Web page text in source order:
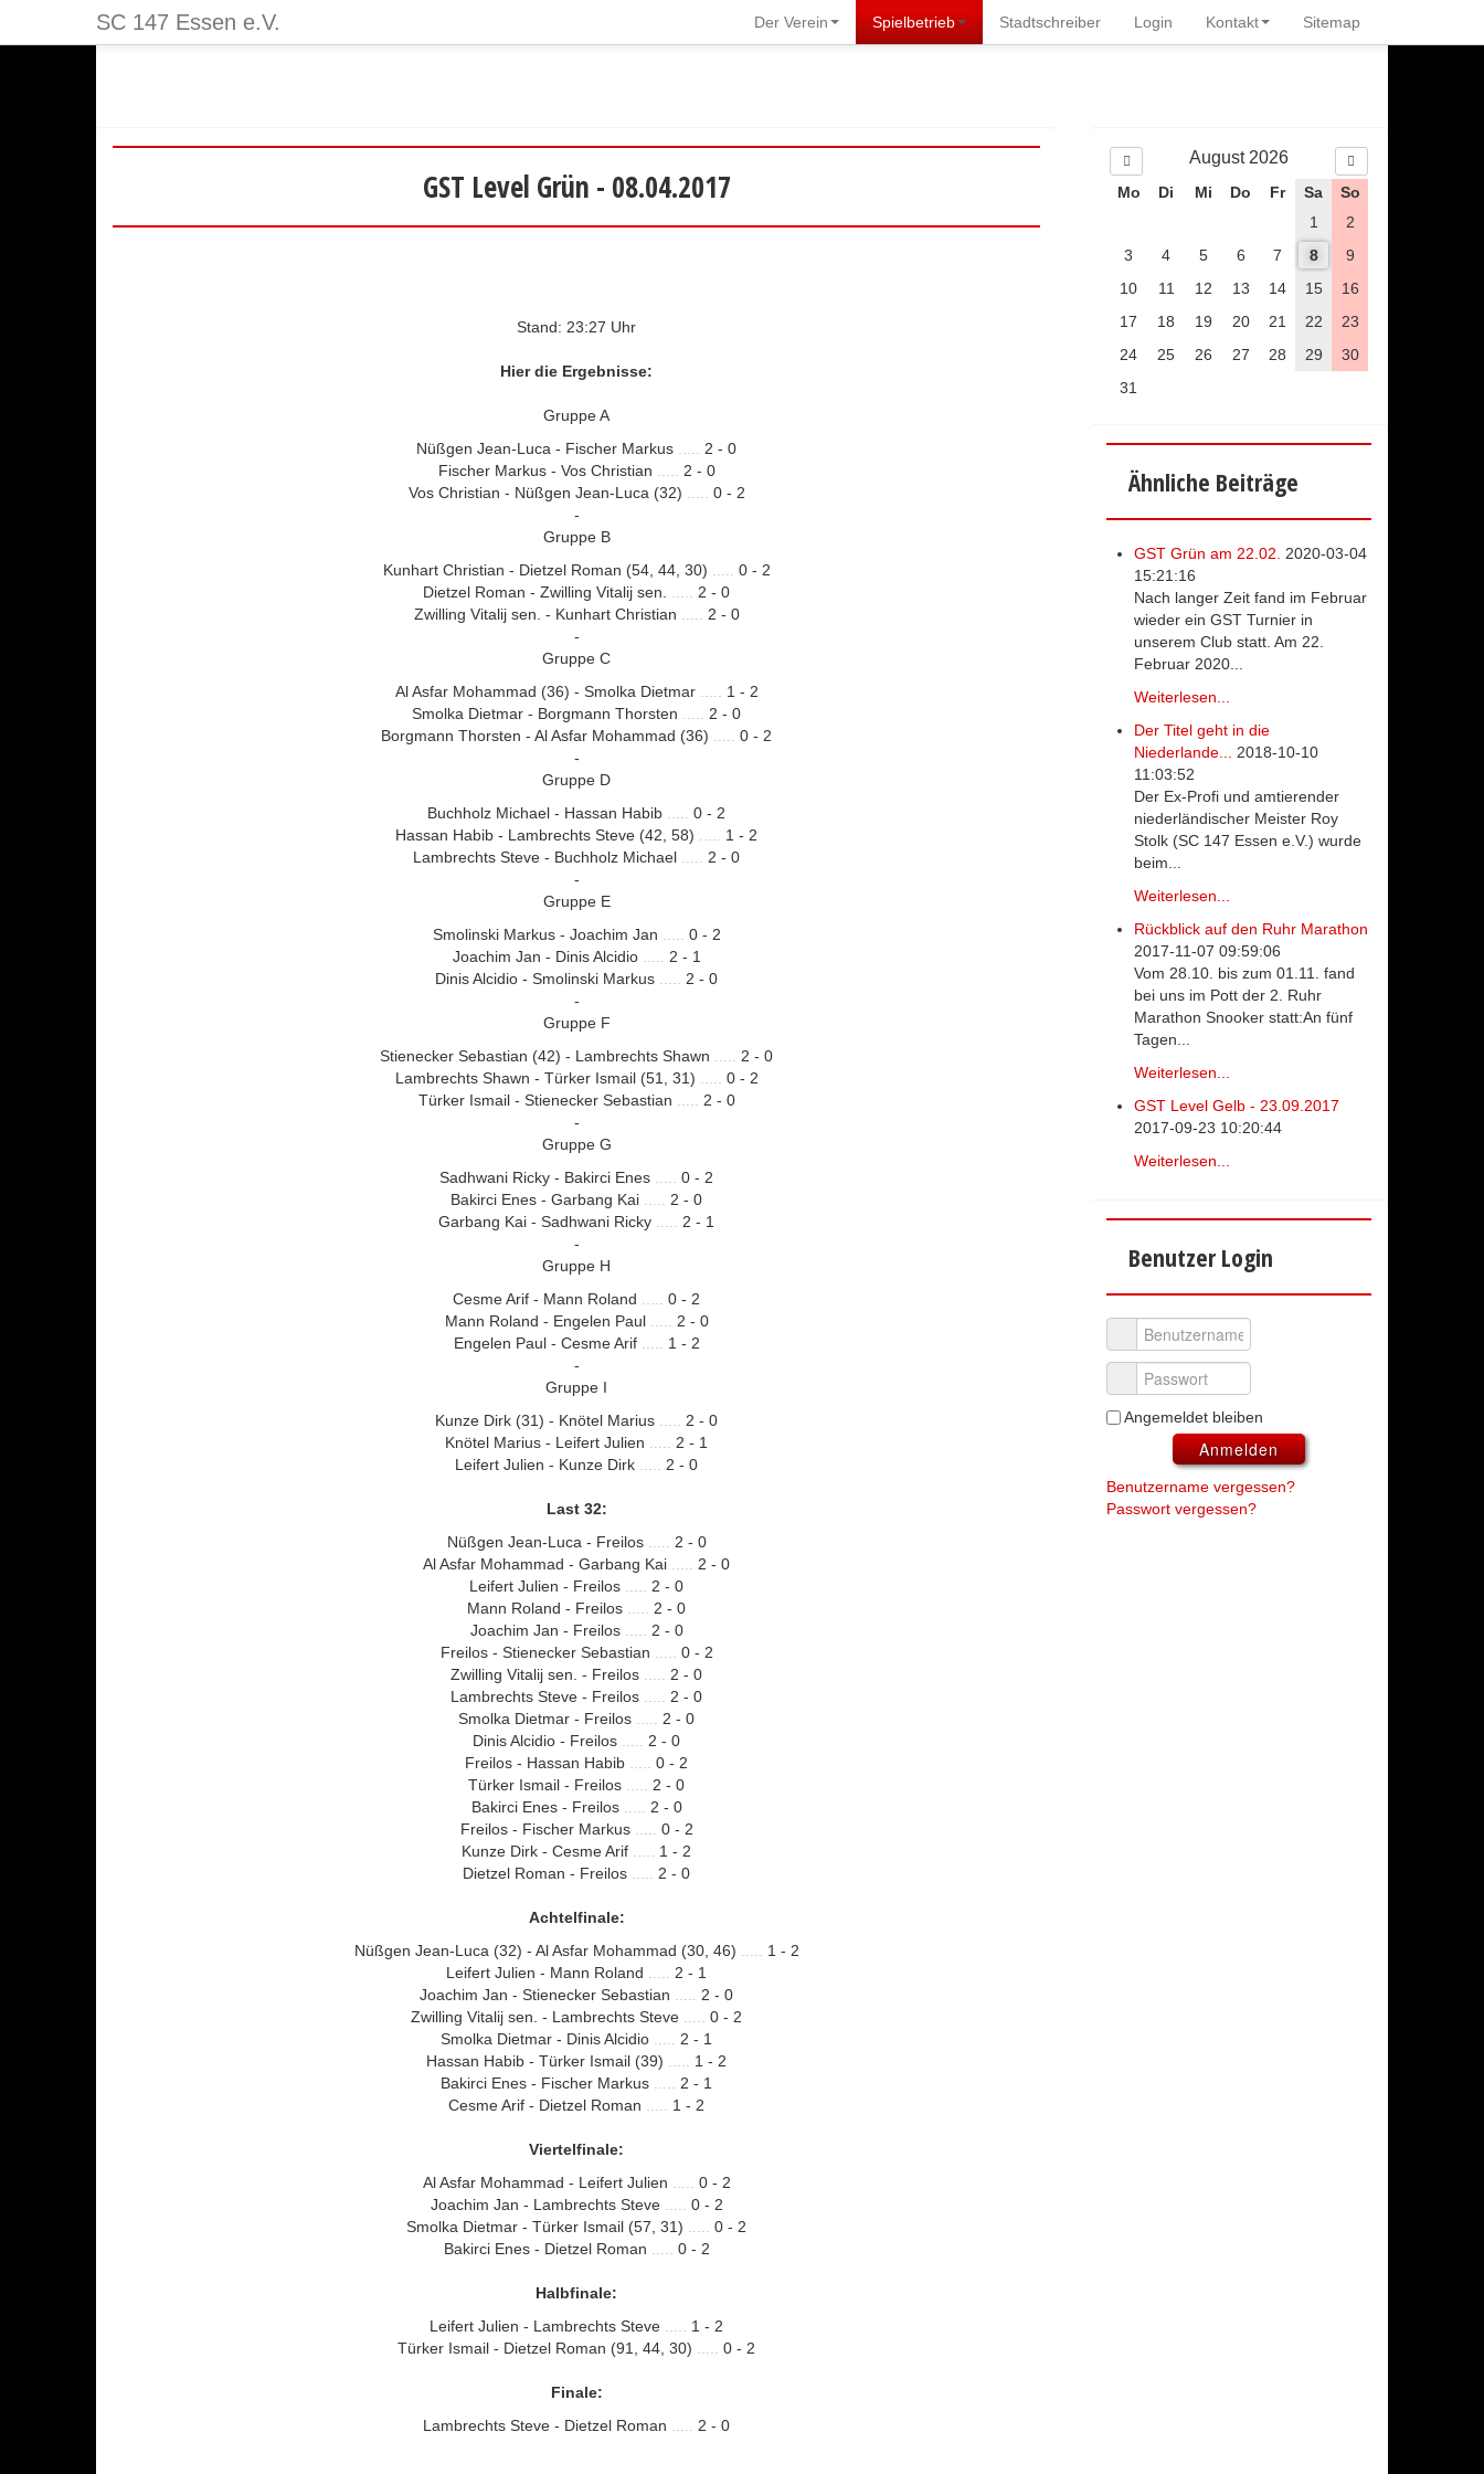
SC 147 Essen e.V. Der Verein Spielbetrieb Stadtschreiber Login Kontakt Sitemap
GST Level Grün - 08.04.2017
Stand: 23:27 Uhr
Hier die Ergebnisse:
Gruppe A
Nüßgen Jean-Luca - Fischer Markus
2 - 0
Fischer Markus - Vos Christian
2 - 0
Vos Christian - Nüßgen Jean-Luca (32)
0 - 2
-
Gruppe B
Kunhart Christian - Dietzel Roman (54, 44, 30)
0 - 2
Dietzel Roman - Zwilling Vitalij sen.
2 - 0
Zwilling Vitalij sen. - Kunhart Christian
2 - 0
-
Gruppe C
Al Asfar Mohammad (36) - Smolka Dietmar
1 - 2
Smolka Dietmar - Borgmann Thorsten
2 - 0
Borgmann Thorsten - Al Asfar Mohammad (36)
0 - 2
-
Gruppe D
Buchholz Michael - Hassan Habib
0 - 2
Hassan Habib - Lambrechts Steve (42, 58)
1 - 2
Lambrechts Steve - Buchholz Michael
2 - 0
-
Gruppe E
Smolinski Markus - Joachim Jan
0 - 2
Joachim Jan - Dinis Alcidio
2 - 1
Dinis Alcidio - Smolinski Markus
2 - 0
-
Gruppe F
Stienecker Sebastian (42) - Lambrechts Shawn
2 - 0
Lambrechts Shawn - Türker Ismail (51, 31)
0 - 2
Türker Ismail - Stienecker Sebastian
2 - 0
-
Gruppe G
Sadhwani Ricky - Bakirci Enes
0 - 2
Bakirci Enes - Garbang Kai
2 - 0
Garbang Kai - Sadhwani Ricky
2 - 1
-
Gruppe H
Cesme Arif - Mann Roland
0 - 2
Mann Roland - Engelen Paul
2 - 0
Engelen Paul - Cesme Arif
1 - 2
-
Gruppe I
Kunze Dirk (31) - Knötel Marius
2 - 0
Knötel Marius - Leifert Julien
2 - 1
Leifert Julien - Kunze Dirk
2 - 0
Last 32:
Nüßgen Jean-Luca - Freilos
2 - 0
Al Asfar Mohammad - Garbang Kai
2 - 0
Leifert Julien - Freilos
2 - 0
Mann Roland - Freilos
2 - 0
Joachim Jan - Freilos
2 - 0
Freilos - Stienecker Sebastian
0 - 2
Zwilling Vitalij sen. - Freilos
2 - 0
Lambrechts Steve - Freilos
2 - 0
Smolka Dietmar - Freilos
2 - 0
Dinis Alcidio - Freilos
2 - 0
Freilos - Hassan Habib
0 - 2
Türker Ismail - Freilos
2 - 0
Bakirci Enes - Freilos
2 - 0
Freilos - Fischer Markus
0 - 2
Kunze Dirk - Cesme Arif
1 - 2
Dietzel Roman - Freilos
2 - 0
Achtelfinale:
Nüßgen Jean-Luca (32) - Al Asfar Mohammad (30, 46)
1 - 2
Leifert Julien - Mann Roland
2 - 1
Joachim Jan - Stienecker Sebastian
2 - 0
Zwilling Vitalij sen. - Lambrechts Steve
0 - 2
Smolka Dietmar - Dinis Alcidio
2 - 1
Hassan Habib - Türker Ismail (39)
1 - 2
Bakirci Enes - Fischer Markus
2 - 1
Cesme Arif - Dietzel Roman
1 - 2
Viertelfinale:
Al Asfar Mohammad - Leifert Julien
0 - 2
Joachim Jan - Lambrechts Steve
0 - 2
Smolka Dietmar - Türker Ismail (57, 31)
0 - 2
Bakirci Enes - Dietzel Roman
0 - 2
Halbfinale:
Leifert Julien - Lambrechts Steve
1 - 2
Türker Ismail - Dietzel Roman (91, 44, 30)
0 - 2
Finale:
Lambrechts Steve - Dietzel Roman
2 - 0
r
g
e
r
n
a
ä
c
s
M
o
n
t
August 2026
Mo Di Mi Do Fr Sa
So
1
2
3
4 5 6 7 8
9
10
11 12 13 14 15
16
17
18 19 20 21 22
23
24
25 26 27 28 29
30
31
Ähnliche Beiträge
GST Grün am 22.02.
2020-03-04
15:21:16
Nach langer Zeit fand im Februar
wieder ein GST Turnier in
unserem Club statt. Am 22.
Februar 2020...
Weiterlesen...
Der Titel geht in die
Niederlande...
2018-10-10
11:03:52
Der Ex-Profi und amtierender
niederländischer Meister Roy
Stolk (SC 147 Essen e.V.) wurde
beim...
Weiterlesen...
Rückblick auf den Ruhr Marathon
2017-11-07 09:59:06
Vom 28.10. bis zum 01.11. fand
bei uns im Pott der 2. Ruhr
Marathon Snooker statt:An fünf
Tagen...
Weiterlesen...
GST Level Gelb - 23.09.2017
2017-09-23 10:20:44
Weiterlesen...
Benutzer Login
Benutzername
Passwort
Angemeldet bleiben
Anmelden
Benutzername vergessen?
Passwort vergessen?